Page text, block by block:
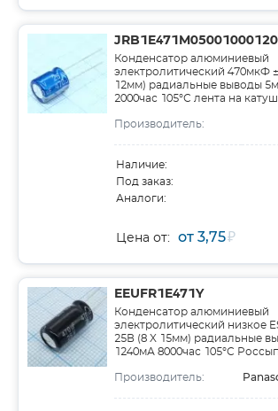
Конденсатор алюминиевый
электролитический 470мкФ
12мм) радиальные выводы
2000час 105°С лента на
Производитель:
Наличие:
Под заказ:
Аналоги:
Цена от: от 3,75₽
EEUFR1E471Y
Конденсатор алюминиевый
электролитический низкое
25В (8 X 15мм) радиальные
1240мА 8000час 105°С
Производитель: